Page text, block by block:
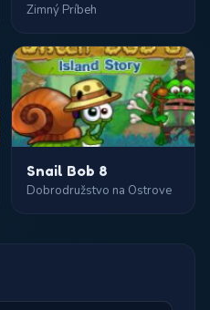
Zimný Príbeh
Snail Bob 8
Dobrodružstvo na Ostrove